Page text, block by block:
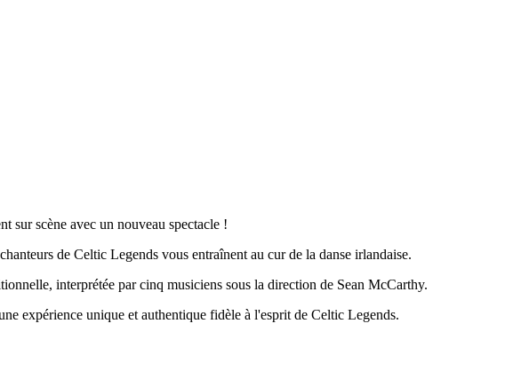
sur scène avec un nouveau spectacle !
de Celtic Legends vous entraînent au cur de la danse irlandaise.
interprétée par cinq musiciens sous la direction de Sean McCarthy.
expérience unique et authentique fidèle à l'esprit de Celtic Legends.